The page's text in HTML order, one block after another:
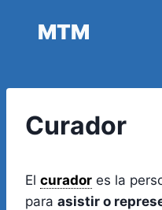
MTM
Curador
El curador es la
para asistir o